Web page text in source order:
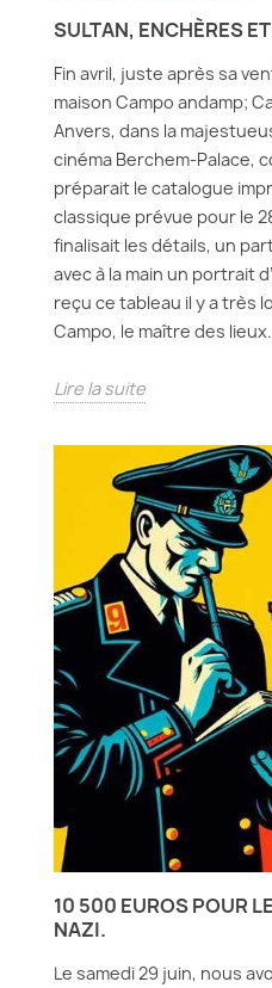
SULTAN, ENCHÈRES
Fin avril, juste après sa
maison Campo andamp;
Anvers, dans la
cinéma Berchem-Palace,
préparait le catalogue
classique prévue pour le
finalisait les détails, un
avec à la main un portrait
reçu ce tableau il y a très
Campo, le maître des
Lire la suite
10 500 EUROS POUR
NAZI.
Le samedi 29 juin, nous